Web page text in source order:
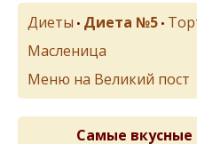
Диеты • Диета №5 •
Масленица
Меню на Великий пост
Самые